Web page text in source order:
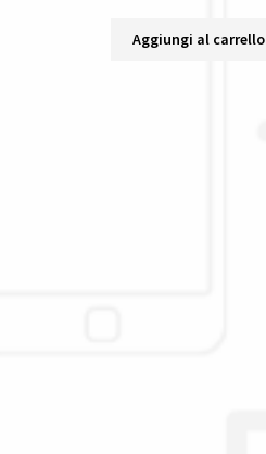
Aggiungi al carrello